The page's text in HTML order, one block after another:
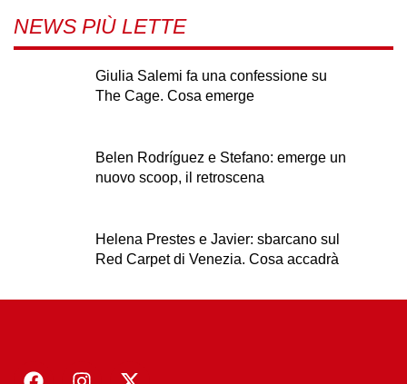
NEWS PIÙ LETTE
Giulia Salemi fa una confessione su
The Cage. Cosa emerge
Belen Rodríguez e Stefano: emerge un
nuovo scoop, il retroscena
Helena Prestes e Javier: sbarcano sul
Red Carpet di Venezia. Cosa accadrà